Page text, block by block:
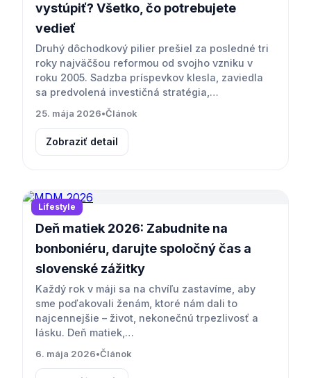
vystúpiť? Všetko, čo potrebujete
vedieť
Druhý dôchodkový pilier prešiel za posledné tri
roky najväčšou reformou od svojho vzniku v
roku 2005. Sadzba príspevkov klesla, zaviedla
sa predvolená investičná stratégia,…
25. mája 2026•Článok
Zobraziť detail
Lifestyle
Deň matiek 2026: Zabudnite na
bonboniéru, darujte spoločný čas a
slovenské zážitky
Každý rok v máji sa na chvíľu zastavíme, aby
sme poďakovali ženám, ktoré nám dali to
najcennejšie – život, nekonečnú trpezlivosť a
lásku. Deň matiek,…
6. mája 2026•Článok